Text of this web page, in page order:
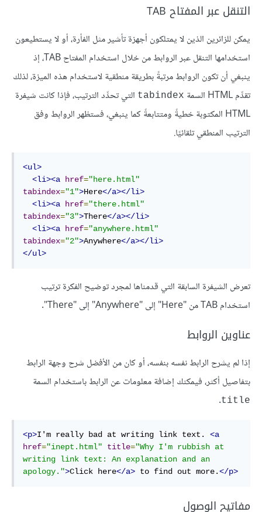
التنقل عبر المفتاح TAB
يمكن للزائرين الذين لا يمتلكون أجهزة تأشير مثل الفأرة، أو لا يستطيعون
استخدامها التنقل عبر الروابط من خلال استخدام المفتاح TAB، إذ
ينبغي أن تكون الروابط مرتبةً بطريقة منطقية لاستخدام هذه الميزة، لذلك
تقدِّم HTML السمة
tabindex التي تحدِّد الترتيب، فإذا كانت شيفرة
HTML المكتوبة خطيةً ومتتابعةً كما ينبغي، فستظهر الروابط وفق
الترتيب المنطقي تلقائيًا.
<ul>
<li><a
href="here.html"
tabindex="1">Here</a></li>
<li><a
href="there.html"
tabindex="3">There</a></li>
<li><a
href="anywhere.html"
tabindex="2">Anywhere</a></li>
</ul>
تعرض الشيفرة السابقة التي قدمناها لمجرد توضيح الفكرة ترتيب
استخدام TAB من "Here" إلى "Anywhere" إلى "There".
عناوين الروابط
إذا لم يشرح الرابط نفسه بنفسه، أو كان من الأفضل شرح وجهة الرابط
بتفاصيل أكثر، فيمكنك إضافة معلومات عن الرابط باستخدام السمة
title
.
<p>I'm really bad at writing link text. <a
href="inept.html" title="Why I'm rubbish at
writing link text: An explanation and an
apology.">Click here</a> to find out more.</p>
مفاتيح الوصول